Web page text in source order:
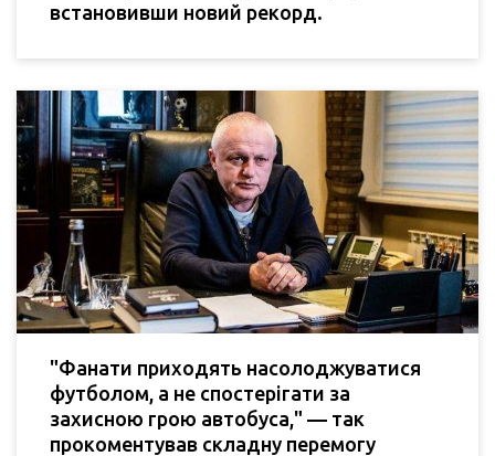
встановивши новий рекорд.
"Фанати приходять насолоджуватися
футболом, а не спостерігати за
захисною грою автобуса," — так
прокоментував складну перемогу